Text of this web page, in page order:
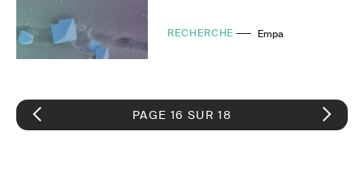
RECHERCHE Empa
PAGE 16 SUR 18